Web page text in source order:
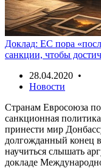
Доклад: ЕС пора
санкции, чтобы
28.04.2020 •
Новости
Странам Евросоюза
санкционная
принести мир
долгожданный конец
научиться слышать
докладе